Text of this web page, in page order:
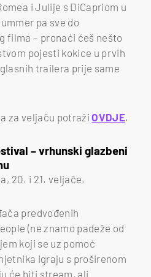
i Julije s DiCapriom u
pa sve do
filma – pronaći ćeš nešto
pojesti kokice u prvih
trailera prije same
za veljaču potražiOVDJE.
– vrhunski glazbeni
20. i 21. veljače.
predvođenih
(ne znamo padeže od
koji se uz pomoć
igraju s proširenom
će biti stream, ali